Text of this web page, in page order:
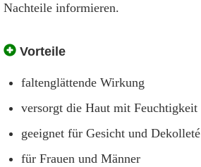
Nachteile informieren.
Vorteile
faltenglättende Wirkung
versorgt die Haut mit Feuchtigkeit
geeignet für Gesicht und Dekolleté
für Frauen und Männer